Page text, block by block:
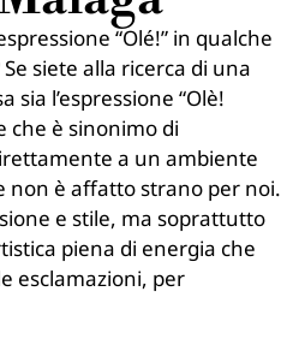
“Olé!” in qualche
siete alla ricerca di una
sia l’espressione “Olè!
che è sinonimo di
a un ambiente
non è affatto strano per noi.
e stile, ma soprattutto
piena di energia che
esclamazioni, per